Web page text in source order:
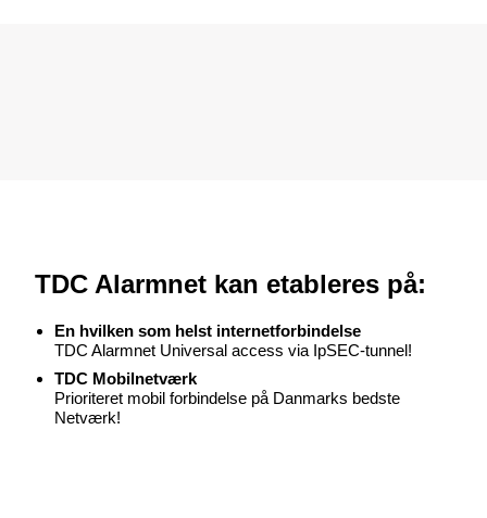
TDC Alarmnet kan etableres på:
En hvilken som helst internetforbindelse
TDC Alarmnet Universal access via IpSEC-tunnel!
TDC Mobilnetværk
Prioriteret mobil forbindelse på Danmarks bedste
Netværk!